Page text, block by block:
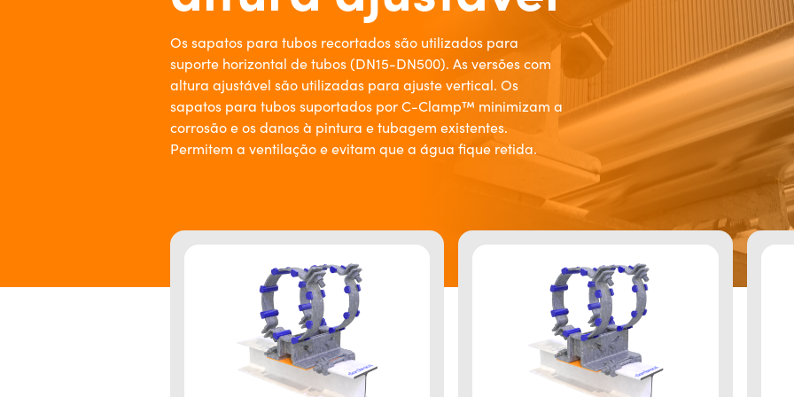
Os sapatos para tubos recortados são utilizados para
suporte horizontal de tubos (DN15-DN500). As versões com
altura ajustável são utilizadas para ajuste vertical. Os
sapatos para tubos suportados por C-Clamp™ minimizam a
corrosão e os danos à pintura e tubagem existentes.
Permitem a ventilação e evitam que a água fique retida.